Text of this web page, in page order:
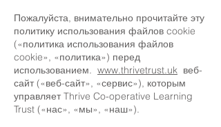
Пожалуйста, внимательно прочитайте эту
политику использования файлов cookie
(«политика использования файлов
cookie», «политика») перед
использованием. www.thrivetrust.uk веб-
сайт («веб-сайт», «сервис»), которым
управляет Thrive Co-operative Learning
Trust («нас», «мы», «наш»).